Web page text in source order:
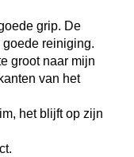
grip. De
reiniging.
groot naar mijn
van het
het blijft op zijn